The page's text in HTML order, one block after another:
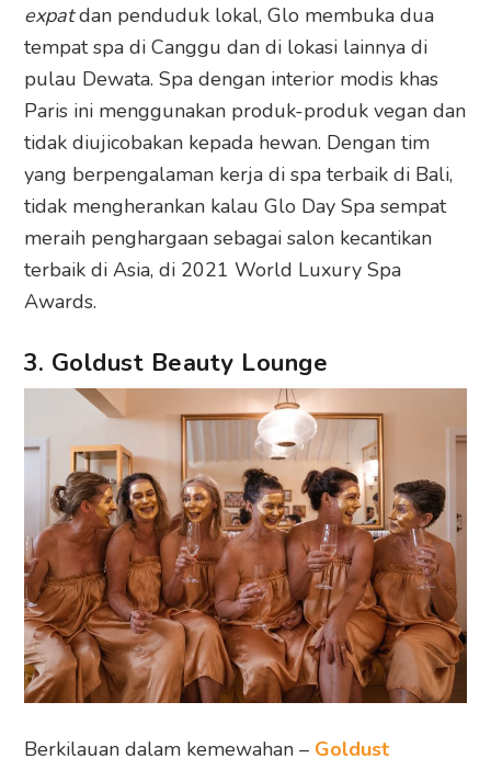
expatdan penduduk lokal, Glo membuka dua
tempat spa di Canggu dan di lokasi lainnya di
pulau Dewata. Spa dengan interior modis khas
Paris ini menggunakan produk-produk vegan dan
tidak diujicobakan kepada hewan. Dengan tim
yang berpengalaman kerja di spa terbaik di Bali,
tidak mengherankan kalau Glo Day Spa sempat
meraih penghargaan sebagai salon kecantikan
terbaik di Asia, di 2021 World Luxury Spa
Awards.
3. Goldust Beauty Lounge
Berkilauan dalam kemewahan – Goldust